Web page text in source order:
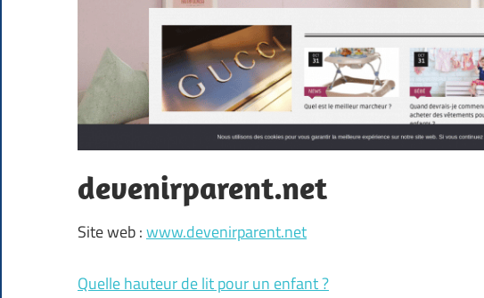
devenirparent.net
Site web :www.devenirparent.net
Quelle hauteur de lit pour un enfant ?